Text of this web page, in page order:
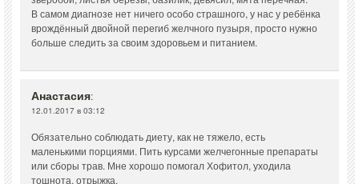
В самом диагнозе нет ничего особо страшного, у нас у ребёнка
врождённый двойной перегиб желчного пузыря, просто нужно
больше следить за своим здоровьем и питанием.
Анастасия:
12.01.2017 в 03:12
Обязательно соблюдать диету, как не тяжело, есть
маленькими порциями. Пить курсами желчегонные препараты
или сборы трав. Мне хорошо помогал Хофитол, уходила
тошнота, отрыжка.